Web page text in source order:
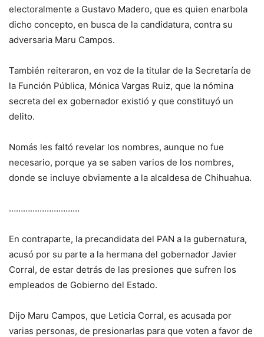
electoralmente a Gustavo Madero, que es quien enarbola
dicho concepto, en busca de la candidatura, contra su
adversaria Maru Campos.
También reiteraron, en voz de la titular de la Secretaría de
la Función Pública, Mónica Vargas Ruiz, que la nómina
secreta del ex gobernador existió y que constituyó un
delito.
Nomás les faltó revelar los nombres, aunque no fue
necesario, porque ya se saben varios de los nombres,
donde se incluye obviamente a la alcaldesa de Chihuahua.
…………………………
En contraparte, la precandidata del PAN a la gubernatura,
acusó por su parte a la hermana del gobernador Javier
Corral, de estar detrás de las presiones que sufren los
empleados de Gobierno del Estado.
Dijo Maru Campos, que Leticia Corral, es acusada por
varias personas, de presionarlas para que voten a favor de